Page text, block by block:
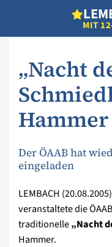
L
MIT
„Nacht
Hammer
Der ÖAAB hat
eingeladen
LEMBACH
veranstaltete die
traditionelle„Nacht
Hammer.